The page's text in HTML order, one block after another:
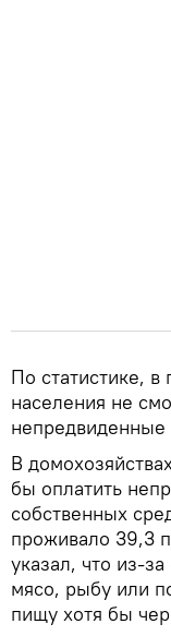
По статистике,
населения не
непредвиденные
В
бы оплатить
собственных
проживало 39,3
указал, что из-
мясо, рыбу или
пищу хотя бы